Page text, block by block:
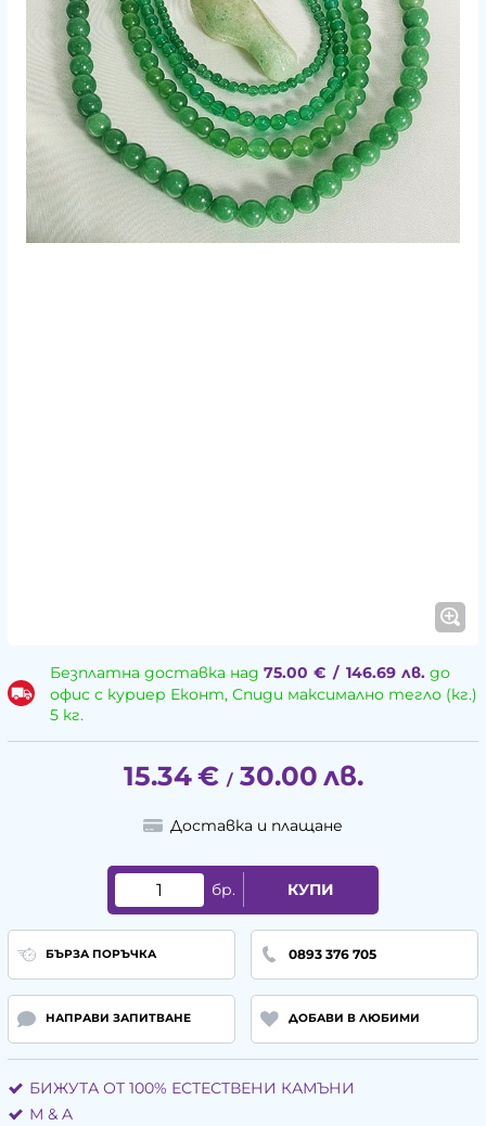
Безплатна доставка над 75.00 € / 146.69 лв.до
офис с куриер Еконт, Спиди максимално тегло (кг.)
5 кг.
15.34€ / 30.00 лв.
Доставка и плащане
бр. КУПИ
БЪРЗА ПОРЪЧКА 0893 376 705
НАПРАВИ ЗАПИТВАНЕ ДОБАВИ В ЛЮБИМИ
БИЖУТА ОТ 100% ЕСТЕСТВЕНИ КАМЪНИ
М & A